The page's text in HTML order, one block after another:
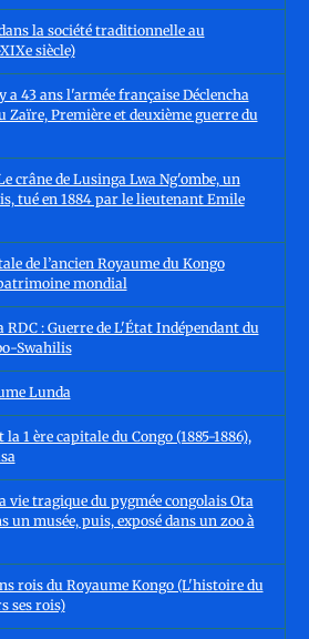
la société traditionnelle au
siècle)
a 43 ans l'armée française Déclencha
Zaïre, Première et deuxième guerre du
crâne de Lusinga Lwa Ng'ombe, un
tué en 1884 par le lieutenant Emile
de l’ancien Royaume du Kongo
mondial
: Guerre de L'État Indépendant du
Swahilis
Lunda
1 ère capitale du Congo (1885-1886),
vie tragique du pygmée congolais Ota
un musée, puis, exposé dans un zoo à
rois du Royaume Kongo (L'histoire du
ses rois)